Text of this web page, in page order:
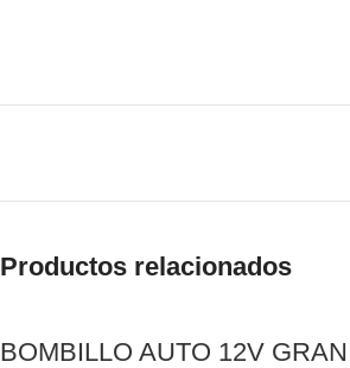
Productos relacionados
BOMBILLO AUTO 12V